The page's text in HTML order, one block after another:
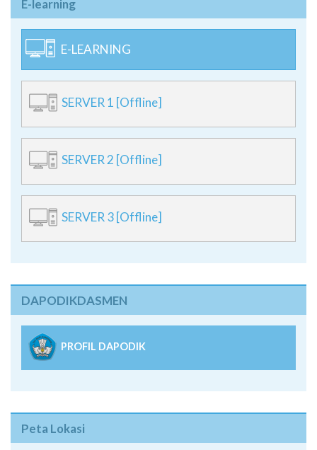
E-learning
E-LEARNING
SERVER 1 [Offline]
SERVER 2 [Offline]
SERVER 3 [Offline]
DAPODIKDASMEN
PROFIL DAPODIK
Peta Lokasi